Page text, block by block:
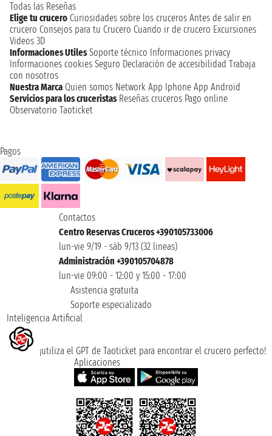
Todas las Reseñas
Elige tu crucero Curiosidades sobre los cruceros Antes de salir en
crucero Consejos para tu Crucero Cuando ir de crucero Excursiones
Videos 3D
Informaciones Utiles Soporte técnico Informaciones privacy
Informaciones cookies Seguro Declaración de accesibilidad Trabaja
con nosotros
Nuestra Marca Quien somos Network App Iphone App Android
Servicios para los cruceristas Reseñas cruceros Pago online
Observatorio Taoticket
Pagos
Contactos
Centro Reservas Cruceros +390105733006
lun-vie 9/19 - sáb 9/13 (32 lineas)
Administración +390105704878
lun-vie 09:00 - 12:00 y 15:00 - 17:00
Asistencia gratuita
Soporte especializado
Inteligencia Artificial
¡utiliza el GPT de Taoticket para encontrar el crucero perfecto!
Aplicaciones